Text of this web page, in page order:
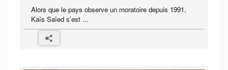
Alors que le pays observe un moratoire depuis 1991,
Kaïs Saïed s’est ...